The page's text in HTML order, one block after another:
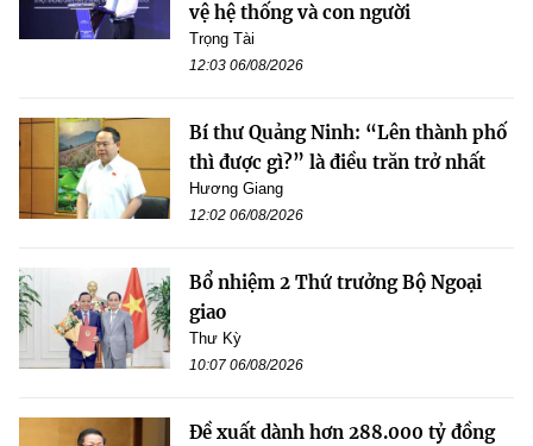
vệ hệ thống và con người
Trọng Tài
12:03 06/08/2026
Bí thư Quảng Ninh: “Lên thành phố
thì được gì?” là điều trăn trở nhất
Hương Giang
12:02 06/08/2026
Bổ nhiệm 2 Thứ trưởng Bộ Ngoại
giao
Thư Kỳ
10:07 06/08/2026
Đề xuất dành hơn 288.000 tỷ đồng